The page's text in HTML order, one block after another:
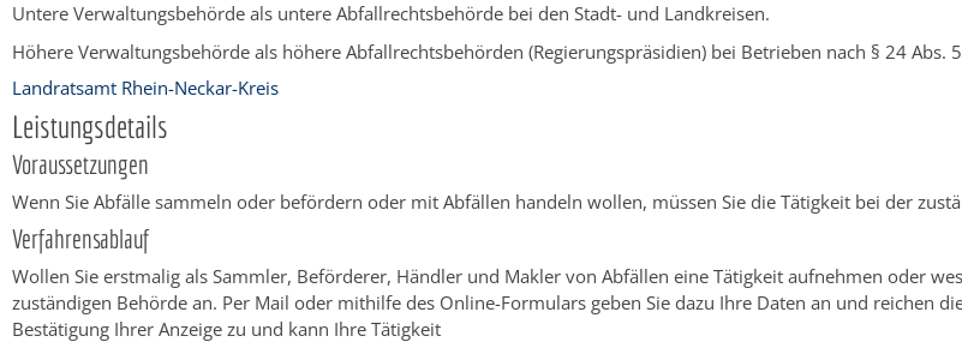
Untere Verwaltungsbehörde als untere Abfallrechtsbehörde bei den Stadt- und Landkreisen.
Höhere Verwaltungsbehörde als höhere Abfallrechtsbehörden (Regierungspräsidien) bei Betrieben nach § 24 Abs.
Landratsamt Rhein-Neckar-Kreis
Leistungsdetails
Voraussetzungen
Wenn Sie Abfälle sammeln oder befördern oder mit Abfällen handeln wollen, müssen Sie die Tätigkeit bei der
Verfahrensablauf
Wollen Sie erstmalig als Sammler, Beförderer, Händler und Makler von Abfällen eine Tätigkeit aufnehmen oder
zuständigen Behörde an. Per Mail oder mithilfe des Online-Formulars geben Sie dazu Ihre Daten an und reichen
Bestätigung Ihrer Anzeige zu und kann Ihre Tätigkeit